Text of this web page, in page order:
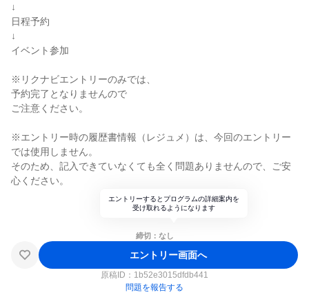
↓
日程予約
↓
イベント参加
※リクナビエントリーのみでは、
予約完了となりませんので
ご注意ください。
※エントリー時の履歴書情報（レジュメ）は、今回のエントリー
では使用しません。
そのため、記入できていなくても全く問題ありませんので、ご安
心ください。
エントリーするとプログラムの詳細案内を
受け取れるようになります
締切：なし
エントリー画面へ
原稿ID： 1b52e3015dfdb441
問題を報告する